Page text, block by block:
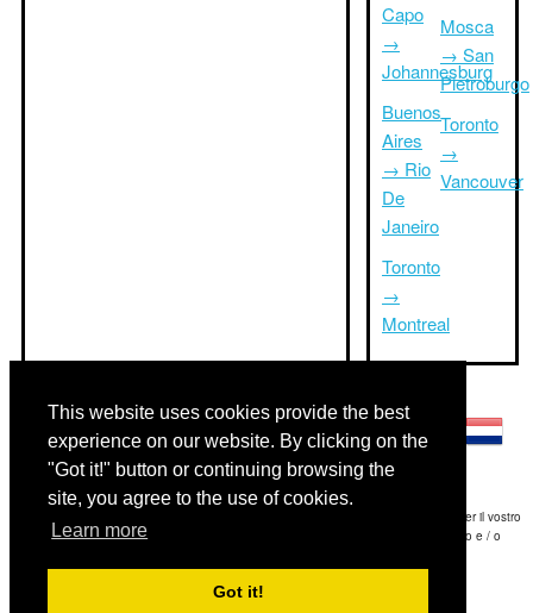
This website uses cookies provide the best
experience on our website. By clicking on the
"Got it!" button or continuing browsing the
site, you agree to the use of cookies.
Learn more
Got it!
Capo
→
Johannesburg
Buenos
Aires
→ Rio
De
Janeiro
Toronto
→
Montreal
Mosca
→ San
Pietroburgo
Toronto
→
Vancouver
Disclaimer: Le informazioni visualizzate su questo sito è la nostra migliore stima e per il vostro
riferimento soltanto.Triptimeto.com non è responsabile di eventuali ritardi viaggio e / o